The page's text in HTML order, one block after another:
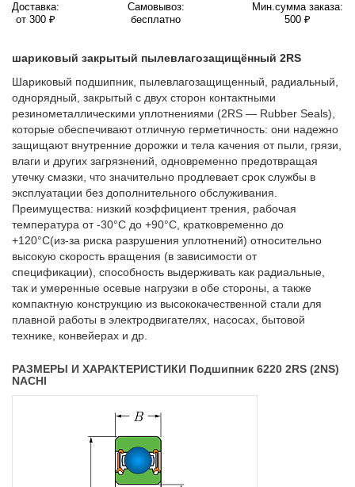
Доставка:
от 300 ₽
Самовывоз:
бесплатно
Мин.сумма заказа:
500 ₽
шариковый закрытый пылевлагозащищённый 2RS
Шариковый подшипник, пылевлагозащищенный, радиальный,
однорядный, закрытый с двух сторон контактными
резинометаллическими уплотнениями (2RS — Rubber Seals),
которые обеспечивают отличную герметичность: они надежно
защищают внутренние дорожки и тела качения от пыли, грязи,
влаги и других загрязнений, одновременно предотвращая
утечку смазки, что значительно продлевает срок службы в
эксплуатации без дополнительного обслуживания.
Преимущества: низкий коэффициент трения, рабочая
температура от -30°C до +90°C, кратковременно до
+120°C(из-за риска разрушения уплотнений) относительно
высокую скорость вращения (в зависимости от
спецификации), способность выдерживать как радиальные,
так и умеренные осевые нагрузки в обе стороны, а также
компактную конструкцию из высококачественной стали для
плавной работы в электродвигателях, насосах, бытовой
технике, конвейерах и др.
РАЗМЕРЫ И ХАРАКТЕРИСТИКИ Подшипник 6220 2RS (2NS)
NACHI